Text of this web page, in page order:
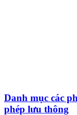
Danh mục các
phép lưu thông